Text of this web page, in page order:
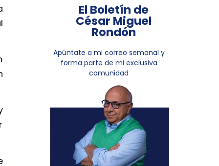
El Boletín de
César Miguel
Rondón
Apúntate a mi correo semanal y
forma parte de mi exclusiva
comunidad